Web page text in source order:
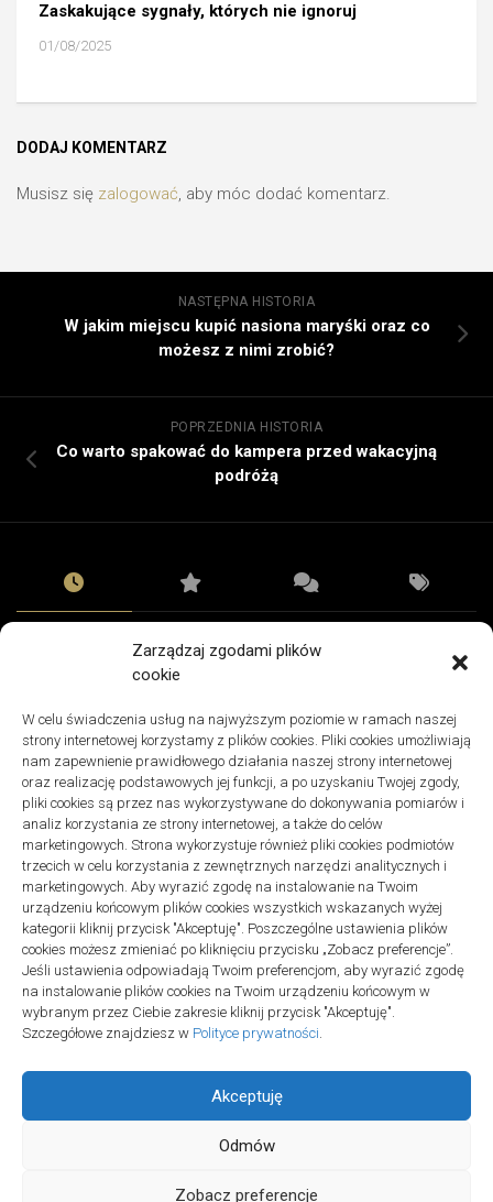
Zarządzaj zgodami plików
cookie
W celu świadczenia usług na najwyższym poziomie w ramach naszej
strony internetowej korzystamy z plików cookies. Pliki cookies umożliwiają
nam zapewnienie prawidłowego działania naszej strony internetowej
oraz realizację podstawowych jej funkcji, a po uzyskaniu Twojej zgody,
pliki cookies są przez nas wykorzystywane do dokonywania pomiarów i
analiz korzystania ze strony internetowej, a także do celów
marketingowych. Strona wykorzystuje również pliki cookies podmiotów
trzecich w celu korzystania z zewnętrznych narzędzi analitycznych i
marketingowych. Aby wyrazić zgodę na instalowanie na Twoim
urządzeniu końcowym plików cookies wszystkich wskazanych wyżej
kategorii kliknij przycisk "Akceptuję". Poszczególne ustawienia plików
cookies możesz zmieniać po kliknięciu przycisku „Zobacz preferencje”.
Jeśli ustawienia odpowiadają Twoim preferencjom, aby wyrazić zgodę
na instalowanie plików cookies na Twoim urządzeniu końcowym w
wybranym przez Ciebie zakresie kliknij przycisk "Akceptuję".
Szczegółowe znajdziesz w Polityce prywatności.
Akceptuję
Odmów
Zobacz preferencje
Zaskakujące sygnały, których nie ignoruj
01/08/2025
DODAJ KOMENTARZ
Musisz się zalogować, aby móc dodać komentarz.
NASTĘPNA HISTORIA
W jakim miejscu kupić nasiona maryśki oraz co
możesz z nimi zrobić?
POPRZEDNIA HISTORIA
Co warto spakować do kampera przed wakacyjną
podróżą
TECHNOLOGIE
Odbiór telefonu po naprawie: lista kontrolna
BIZNES, FINANSE
Co wysłać dziennikarzowi poza informacją prasową
06/07/2026
ZDROWIE, MEDYCYNA
Lekarz online wieczorem lub w weekend: zakres
23/06/2026
BIZNES, FINANSE
KSeF: podział obowiązków przedsiębiorca–biuro
21/06/2026
BUDOWNICTWO, PRZEMYSŁ
Deska podłogowa do salonu: jak porównać ją z
parkietem i panelami
10/06/2026